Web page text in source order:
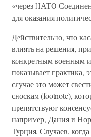
«через НАТО
для оказания
Действительно, что
влиять на решения,
конкретным военным
показывает практика,
случае это может
сноскам (footnote),
препятствуют
например, Дания и
Турция. Случаев,